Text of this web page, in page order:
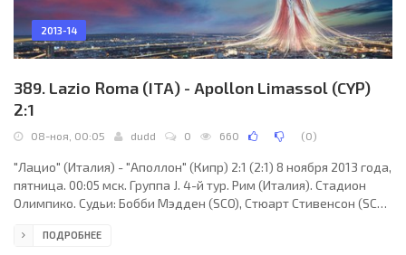
2013-14
389. Lazio Roma (ITA) - Apollon Limassol (CYP)
2:1
08-ноя, 00:05 dudd 0 660 (0)
"Лацио" (Италия) - "Аполлон" (Кипр) 2:1 (2:1) 8 ноября 2013 года,
пятница. 00:05 мск. Группа J. 4-й тур. Рим (Италия). Стадион
Олимпико. Судьи: Бобби Мэдден (SCO), Стюарт Стивенсон (SCO),
"Лацио": Этрит Бериша, Мишель Сьяни, Эрнанес (к), Эдерсон
ПОДРОБНЕЕ